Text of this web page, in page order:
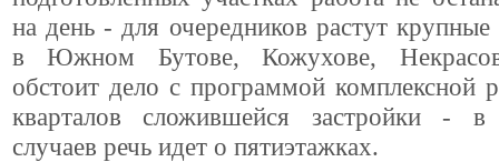
на день - для очередников растут
в Южном Бутове, Кожухове,
обстоит дело с программой комплексной
кварталов сложившейся застройки - в
случаев речь идет о пятиэтажках.